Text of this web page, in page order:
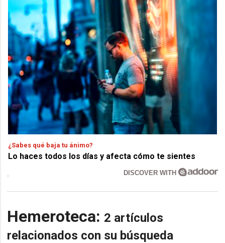
¿Sabes qué baja tu ánimo?
Lo haces todos los días y afecta cómo te sientes
DISCOVER WITH
Hemeroteca: 2 artículos
relacionados con su búsqueda